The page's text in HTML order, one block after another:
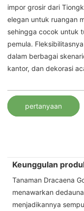
impor grosir dari
elegan untuk ruangan
sehingga cocok untuk
pemula.
dalam berbagai
kantor, dan dekorasi
pertanyaan
Keunggulan
Tanaman Dracaena
menawarkan
menjadikannya